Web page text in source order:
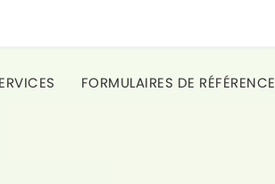
FORMULAIRES DE RÉFÉRENCE